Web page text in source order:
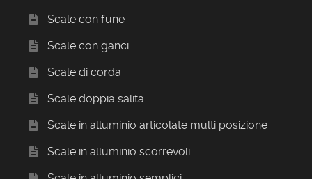
Scale con fune
Scale con ganci
Scale di corda
Scale doppia salita
Scale in alluminio articolate multi posizione
Scale in alluminio scorrevoli